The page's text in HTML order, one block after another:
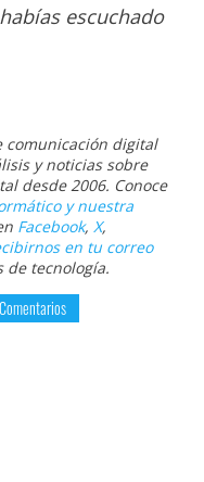
escuchado
comunicación digital
y noticias sobre
desde 2006. Conoce
y nuestra
Facebook, X,
en tu correo
tecnología.